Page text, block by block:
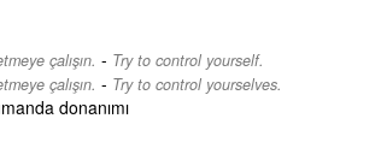
çalışın. - Try to control yourself.
çalışın. - Try to control yourselves.
donanımı